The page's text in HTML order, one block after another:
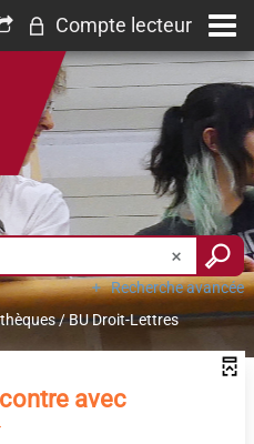
Compte lecteur
Recherche avancée
/BU Droit-Lettres
avec